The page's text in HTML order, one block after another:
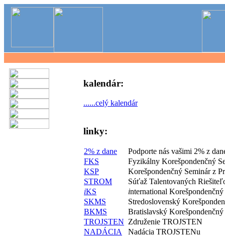
kalendár:
......celý kalendár
linky:
2% z dane
Podporte nás vašimi 2% z
FKS
Fyzikálny Korešpondenčný
KSP
Korešpondenčný Seminár z
STROM
Súťaž Talentovaných
iKS international Korešpondenčný
SKMS
Stredoslovenský
BKMS
Bratislavský
TROJSTEN Združenie TROJSTEN
NADÁCIA
Nadácia TROJSTENu